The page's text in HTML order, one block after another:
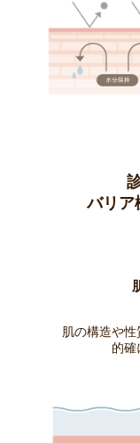
バリア
肌の構造や
的確